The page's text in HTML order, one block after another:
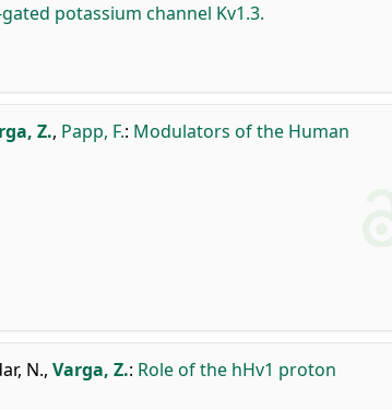
potassium channel Kv1.3.
Z., Papp, F.: Modulators of the Human
N., Varga, Z.: Role of the hHv1 proton